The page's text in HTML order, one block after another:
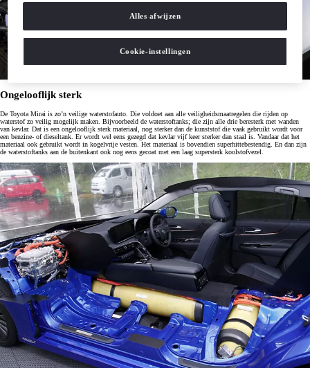
Ongelooflijk sterk
De Toyota Mirai is zo’n veilige waterstofauto. Die voldoet aan alle veiligheidsmaatregelen die rijden op
waterstof zo veilig mogelijk maken. Bijvoorbeeld de waterstoftanks; die zijn alle drie beresterk met wanden
van kevlar. Dat is een ongelooflijk sterk materiaal, nog sterker dan de kunststof die vaak gebruikt wordt voor
een benzine- of dieseltank. Er wordt wel eens gezegd dat kevlar vijf keer sterker dan staal is. Vandaar dat het
materiaal ook gebruikt wordt in kogelvrije vesten. Het materiaal is bovendien superhittebestendig. En dan zijn
de waterstoftanks aan de buitenkant ook nog eens gecoat met een laag supersterk koolstofvezel.
Cookie-instellingen
Alles afwijzen